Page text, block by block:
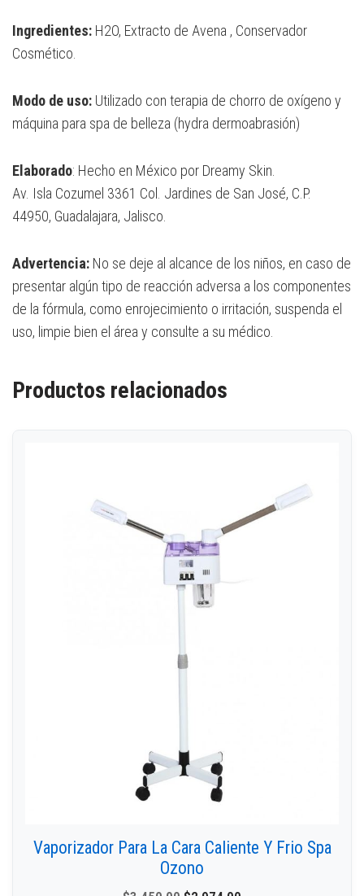
Ingredientes: H2O, Extracto de Avena , Conservador
Cosmético.
Modo de uso: Utilizado con terapia de chorro de oxígeno y
máquina para spa de belleza (hydra dermoabrasión)
Elaborado: Hecho en México por Dreamy Skin.
Av. Isla Cozumel 3361 Col. Jardines de San José, C.P.
44950, Guadalajara, Jalisco.
Advertencia: No se deje al alcance de los niños, en caso de
presentar algún tipo de reacción adversa a los componentes
de la fórmula, como enrojecimiento o irritación, suspenda el
uso, limpie bien el área y consulte a su médico.
Productos relacionados
Vaporizador Para La Cara Caliente Y Frio Spa
Ozono